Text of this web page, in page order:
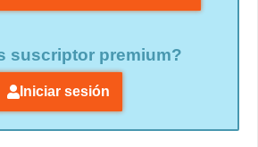
suscriptor premium?
Iniciar sesión